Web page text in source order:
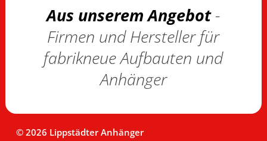
Aus unserem Angebot-
Firmen und Hersteller für
fabrikneue Aufbauten und
Anhänger
© 2026 Lippstädter Anhänger